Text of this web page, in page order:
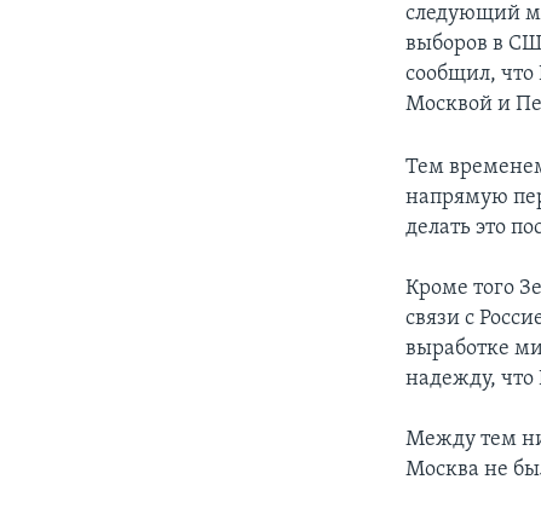
следующий
выборов в
сообщил, что
Москвой и
Тем
напрямую
делать это
Кроме того
связи с
выработке
надежду,
Между тем
Москва не